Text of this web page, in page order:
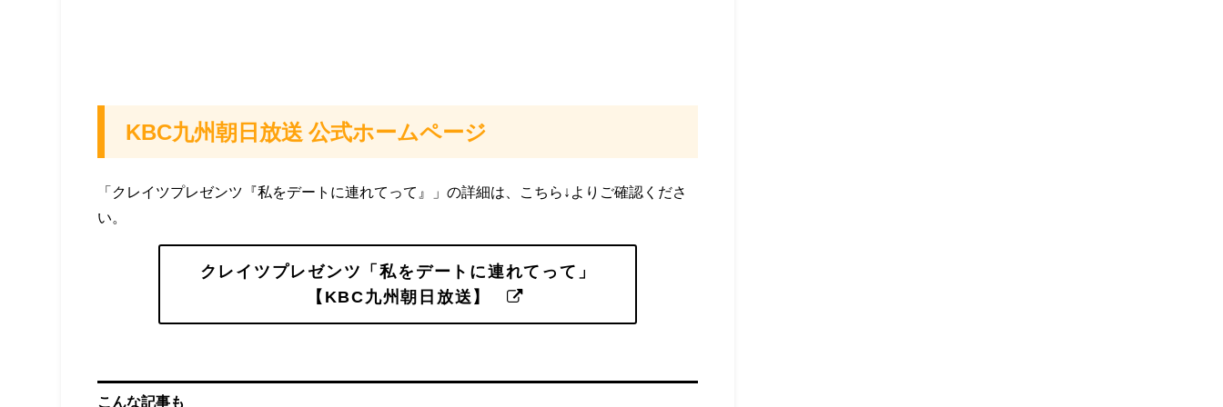
KBC九州朝日放送 公式ホームページ
「クレイツプレゼンツ『私をデートに連れてって』」の詳細は、こちら↓よりご確認くださ
い。
クレイツプレゼンツ「私をデートに連れてって」
【KBC九州朝日放送】
こんな記事も